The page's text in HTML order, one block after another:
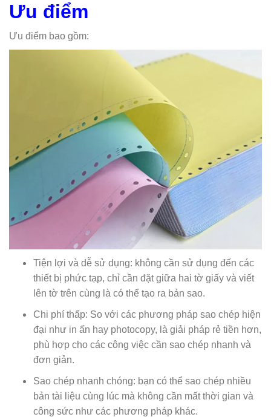
Ưu điểm
Ưu điểm bao gồm:
Tiện lợi và dễ sử dụng: không cần sử dụng đến các
thiết bị phức tạp, chỉ cần đặt giữa hai tờ giấy và viết
lên tờ trên cùng là có thể tạo ra bản sao.
Chi phí thấp: So với các phương pháp sao chép hiện
đại như in ấn hay photocopy, là giải pháp rẻ tiền hơn,
phù hợp cho các công việc cần sao chép nhanh và
đơn giản.
Sao chép nhanh chóng: bạn có thể sao chép nhiều
bản tài liệu cùng lúc mà không cần mất thời gian và
công sức như các phương pháp khác.